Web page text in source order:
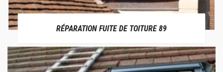
RÉPARATION FUITE DE TOITURE 89